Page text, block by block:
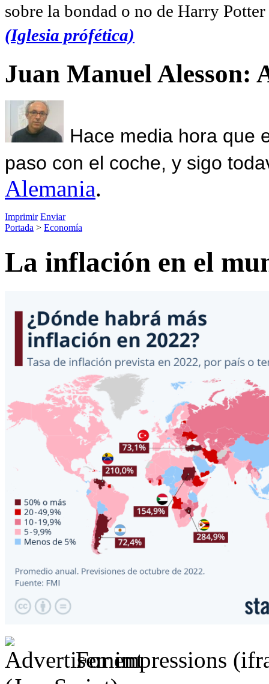
sobre la bondad o no de Harry
(Iglesia prófética)
Juan Manuel Alesson:
Hace media hora que
paso con el coche, y sigo
Alemania.
Imprimir Enviar
Portada > Economía
La inflación en el
For impressions